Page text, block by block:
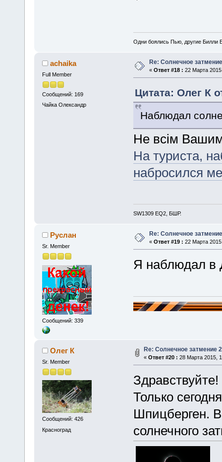
Одни боялись Пью, другие Билли
achaika
Full Member
Сообщений: 169
Чайка Олександр
Re: Солнечное
« Ответ #18 : 22 Марта
Цитата: Олег К
Наблюдал
Не всім
На туриста,
набросился
SW1309 EQ2, БШР.
Руслан
Sr. Member
Сообщений: 339
Re: Солнечное
« Ответ #19 : 22 Марта
Я наблюдал в
Олег К
Sr. Member
Сообщений: 426
Красноград
Re: Солнечное затмение
« Ответ #20 : 28 Марта 2015,
Здравствуйте!
Только
Шпицберген.
солнечного